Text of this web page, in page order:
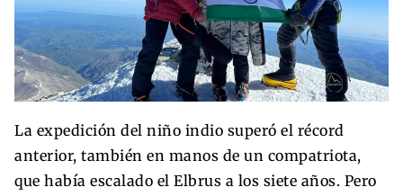
La expedición del niño indio superó el récord
anterior, también en manos de un compatriota,
que había escalado el Elbrus a los siete años. Pero